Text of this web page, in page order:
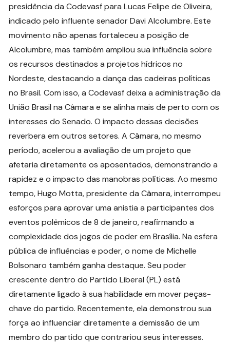
presidência da Codevasf para Lucas Felipe de Oliveira,
indicado pelo influente senador Davi Alcolumbre. Este
movimento não apenas fortaleceu a posição de
Alcolumbre, mas também ampliou sua influência sobre
os recursos destinados a projetos hídricos no
Nordeste, destacando a dança das cadeiras políticas
no Brasil. Com isso, a Codevasf deixa a administração da
União Brasil na Câmara e se alinha mais de perto com os
interesses do Senado. O impacto dessas decisões
reverbera em outros setores. A Câmara, no mesmo
período, acelerou a avaliação de um projeto que
afetaria diretamente os aposentados, demonstrando a
rapidez e o impacto das manobras políticas. Ao mesmo
tempo, Hugo Motta, presidente da Câmara, interrompeu
esforços para aprovar uma anistia a participantes dos
eventos polêmicos de 8 de janeiro, reafirmando a
complexidade dos jogos de poder em Brasília. Na esfera
pública de influências e poder, o nome de Michelle
Bolsonaro também ganha destaque. Seu poder
crescente dentro do Partido Liberal (PL) está
diretamente ligado à sua habilidade em mover peças-
chave do partido. Recentemente, ela demonstrou sua
força ao influenciar diretamente a demissão de um
membro do partido que contrariou seus interesses.